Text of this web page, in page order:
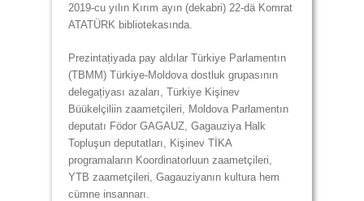
2019-cu yılın Kırım ayın (dekabri) 22-dä Komrat
ATATÜRK bibliotekasında.
Prezintațiyada pay aldılar Türkiye Parlamentın
(TBMM) Türkiye-Moldova dostluk grupasının
delegațiyası azaları, Türkiye Kişinev
Büükelçiliin zaametçileri, Moldova Parlamentın
deputatı Födor GAGAUZ, Gagauziya Halk
Topluşun deputatları, Kişinev TİKA
programaların Koordinatorluun zaametçileri,
YTB zaametçileri, Gagauziyanın kultura hem
cümne insannarı.